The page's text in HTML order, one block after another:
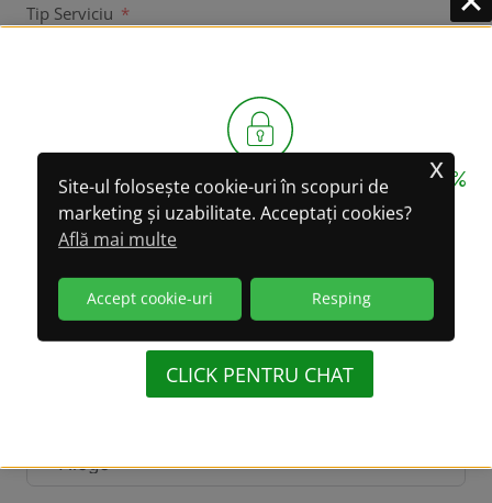
Site-ul folosește cookie-uri în scopuri de
marketing și uzabilitate. Acceptați cookies?
Află mai multe
Accept cookie-uri Resping
x
Tip Serviciu
Persoana supravegheată are mașină?
Locuiești cu persoana supravegheată?
CONFIDENȚIALITATE GARANTATĂ 100%
LA CONVERSAȚIILE
(WhatsApp oferă criptare integrală a datelor)
CLICK PENTRU CHAT